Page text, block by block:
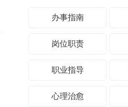
办事指南
岗位职责
职业指导
心理治愈